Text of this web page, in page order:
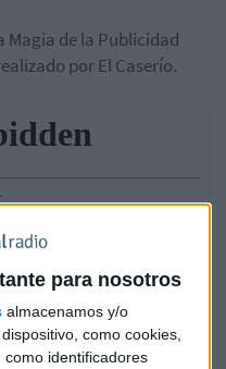
para nosotros
almacenamos y/o
como cookies,
identificadores
de la Publicidad
por El Caserío.